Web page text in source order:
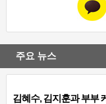
주요 뉴스
김혜수, 김지훈과 부부